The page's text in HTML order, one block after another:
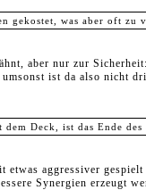
gekostet, was aber oft
aber nur zur Sicherheit:
ist da also nicht
Deck, ist das Ende
aggressiver
Synergien erzeugt